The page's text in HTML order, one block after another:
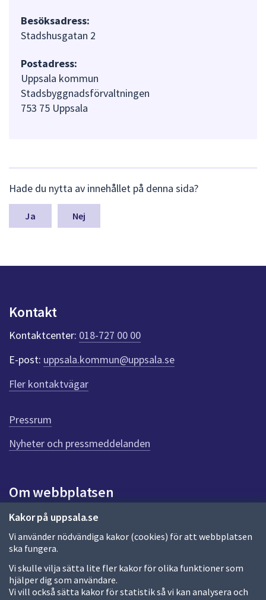
Kakor på uppsala.se
Vi använder nödvändiga kakor (cookies) för att webbplatsen
ska fungera.
Vi skulle vilja sätta lite fler kakor för olika funktioner som
hjälper dig som användare.
Vi vill också sätta kakor för statistik så vi kan analysera och
Besöksadress:
Stadshusgatan 2
Postadress:
Uppsala kommun
Stadsbyggnadsförvaltningen
753 75 Uppsala
ä
m
a
n
k
e
r
f
ö
r
e
n
n
a
d
a
Hade du nytta av innehållet på denna sida?
Nej
Kontakt
Kontaktcenter: 018-727 00 00
E-post: uppsala.kommun@uppsala.se
Fler kontaktvägar
Pressrum
Nyheter och pressmeddelanden
Om webbplatsen
Om webbplatsen
Allmänna handlingar och diarium
Behandling av personuppgifter
Kakor